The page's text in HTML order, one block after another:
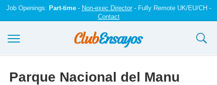
Job Openings: Part-time- Non-exec Director- Fully Remote UK/EU/CH -
Contact
Parque Nacional del Manu